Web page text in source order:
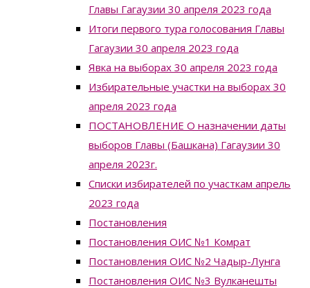
Главы Гагаузии 30 апреля 2023 года
Итоги первого тура голосования Главы
Гагаузии 30 апреля 2023 года
Явка на выборах 30 апреля 2023 года
Избирательные участки на выборах 30
апреля 2023 года
ПОСТАНОВЛЕНИЕ О назначении даты
выборов Главы (Башкана) Гагаузии 30
апреля 2023г.
Списки избирателей по участкам апрель
2023 года
Постановления
Постановления ОИС №1 Комрат
Постановления ОИС №2 Чадыр-Лунга
Постановления ОИС №3 Вулканешты